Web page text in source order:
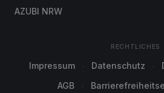
AZUBI NRW
RECHTLICHES
Impressum Datenschutz
AGB